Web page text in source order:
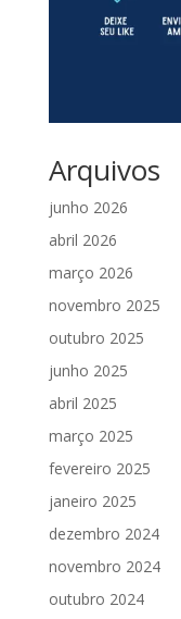
Arquivos
junho 2026
abril 2026
março 2026
novembro 2025
outubro 2025
junho 2025
abril 2025
março 2025
fevereiro 2025
janeiro 2025
dezembro 2024
novembro 2024
outubro 2024